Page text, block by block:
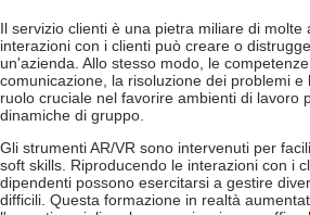
Il servizio clienti è una pietra miliare di molte
interazioni con i clienti può creare o
un'azienda. Allo stesso modo, le
comunicazione, la risoluzione dei problemi e
ruolo cruciale nel favorire ambienti di lavoro
dinamiche di gruppo.
Gli strumenti AR/VR sono intervenuti per
soft skills. Riproducendo le interazioni con i
dipendenti possono esercitarsi a gestire
difficili. Questa formazione in realtà